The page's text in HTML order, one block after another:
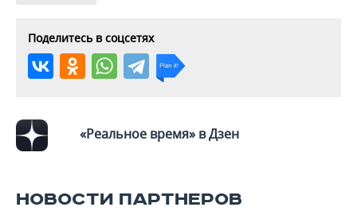
Поделитесь в соцсетях
«Реальное время» в Дзен
НОВОСТИ ПАРТНЕРОВ